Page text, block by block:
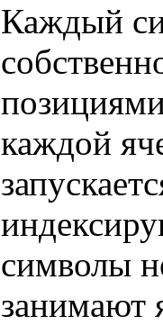
Каждый
каждой
символы
занимают